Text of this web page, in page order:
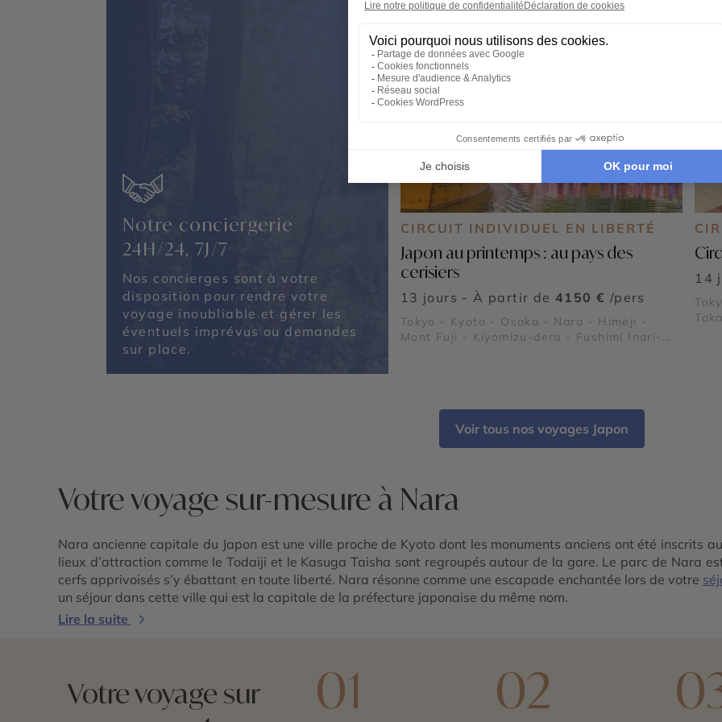
Notre conciergerie
24H/24, 7J/7
Nos concierges sont à votre
disposition pour rendre votre
voyage inoubliable et gérer les
éventuels imprévus ou demandes
sur place.
CIRCUIT INDIVIDUEL EN LIBERTÉ
Japon au printemps : au pays des
cerisiers
13 jours - À partir de 4150 € /pers
Tokyo - Kyoto - Osaka - Nara - Himeji -
Mont Fuji - Kiyomizu-dera - Fushimi Inari-
14
Voir tous nos voyages Japon
Votre voyage sur-mesure à Nara
Nara ancienne capitale du Japon est une ville proche de Kyoto dont les monuments anciens ont été inscrits
lieux d’attraction comme le Todaiji et le Kasuga Taisha sont regroupés autour de la gare. Le parc de Nara
cerfs apprivoisés s’y ébattant en toute liberté. Nara résonne comme une escapade enchantée lors de votre
un séjour dans cette ville qui est la capitale de la préfecture japonaise du même nom.
Lire la suite
Votre voyage sur
01 02